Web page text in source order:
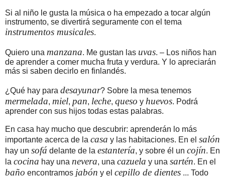
Si al niño le gusta la música o ha empezado a tocar algún
instrumento, se divertirá seguramente con el tema
instrumentos musicales.
Quiero una manzana. Me gustan las uvas. – Los niños han
de aprender a comer mucha fruta y verdura. Y lo apreciarán
más si saben decirlo en finlandés.
¿Qué hay para desayunar? Sobre la mesa tenemos
mermelada, miel, pan, leche, queso y huevos. Podrá
aprender con sus hijos todas estas palabras.
En casa hay mucho que descubrir: aprenderán lo más
importante acerca de la casa y las habitaciones. En el salón
hay un sofá delante de la estantería, y sobre él un cojín. En
la cocina hay una nevera, una cazuela y una sartén. En el
baño encontramos jabón y el cepillo de dientes ... Todo